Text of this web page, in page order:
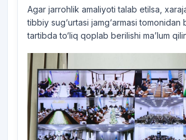
Agar jarrohlik amaliyoti talab etilsa,
tibbiy sug‘urtasi jamg‘armasi tomonidan
tartibda to‘liq qoplab berilishi ma’lum